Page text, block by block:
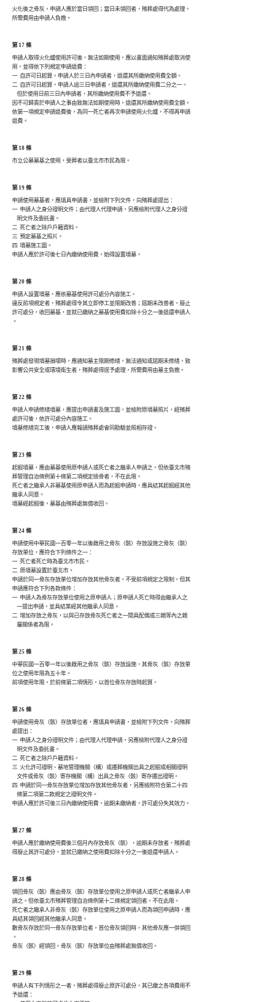
火化後之骨灰，申請人應於當日領回；當日未領回者，殯葬處得代為處理，
所需費用由申請人負擔。
第 17 條
申請人取得火化爐使用許可後，無法如期使用，應以書面通知殯葬處取消使
用，並得依下列規定申請退費：
一  自許可日起算，申請人於三日內申請者，退還其所繳納使用費全額。
二  自許可日起算，申請人逾三日申請者，退還其所繳納使用費二分之一。
    但於使用日前三日內申請者，其所繳納使用費不予退還。
因不可歸責於申請人之事由致無法如期使用時，退還其所繳納使用費全額。
依第一項規定申請退費後，為同一死亡者再次申請使用火化爐，不得再申請
退費。
第 18 條
市立公墓墓基之使用，受葬者以臺北市市民為限。
第 19 條
申請使用墓基者，應填具申請書，並檢附下列文件，向殯葬處提出：
一  申請人之身分證明文件；由代理人代理申請，另應檢附代理人之身分證
    明文件及委託書。
二  死亡者之除戶戶籍資料。
三  預定墓基之照片。
四  墳墓施工圖。
申請人應於許可後七日內繳納使用費，始得設置墳墓。
第 20 條
申請人設置墳墓，應依墓基使用許可處分內容施工。
違反前項規定者，殯葬處得令其立即停工並限期改善；屆期未改善者，廢止
許可處分，收回墓基，並就已繳納之墓基使用費扣除十分之一後退還申請人
。
第 21 條
殯葬處發現墳墓損壞時，應通知墓主限期修繕，無法通知或屆期未修繕，致
影響公共安全或環境衛生者，殯葬處得逕予處理，所需費用由墓主負擔。
第 22 條
申請人申請修繕墳墓，應提出申請書及施工圖，並檢附原墳墓照片，經殯葬
處許可後，依許可處分內容施工。
墳墓修繕完工後，申請人應報請殯葬處會同勘驗並照相存證。
第 23 條
起掘墳墓，應由墓基使用原申請人或死亡者之繼承人申請之。但依臺北市殯
葬管理自治條例第十條第二項規定撿骨者，不在此限。
死亡者之繼承人非墓基使用原申請人而為起掘申請時，應具結其起掘經其他
繼承人同意。
墳墓經起掘後，墓基由殯葬處無償收回。
第 24 條
申請使用中華民國一百零一年以後啟用之骨灰（骸）存放設施之骨灰（骸）
存放單位，應符合下列條件之一：
一  死亡者死亡時為臺北市市民。
二  原墳墓設置於臺北市。
申請於同一骨灰存放單位增加存放其他骨灰者，不受前項規定之限制，但其
申請應符合下列各款條件：
一  申請人為骨灰存放單位使用之原申請人；原申請人死亡時得由繼承人之
    一提出申請，並具結業經其他繼承人同意。
二  增加存放之骨灰，以與已存放骨灰死亡者之一間具配偶或三親等內之親
    屬關係者為限。
第 25 條
中華民國一百零一年以後啟用之骨灰（骸）存放設施，其骨灰（骸）存放單
位之使用年限為五十年。
前項使用年限，於前條第二項情形，以首位骨灰存放時起算。
第 26 條
申請使用骨灰（骸）存放單位者，應填具申請書，並檢附下列文件，向殯葬
處提出：
一  申請人之身分證明文件；由代理人代理申請，另應檢附代理人之身分證
    明文件及委託書。
二  死亡者之除戶戶籍資料。
三  火化許可證明、墓地管理機關（構）或遷葬機關出具之起掘或相關證明
    文件或骨灰（骸）寄存機關（構）出具之骨灰（骸）寄存遷出證明。
四  申請於同一骨灰存放單位增加存放其他骨灰者，另應檢附符合第二十四
    條第二項第二款規定之證明文件。
申請人應於許可後三日內繳納使用費，逾期未繳納者，許可處分失其效力。
第 27 條
申請人應於繳納使用費後三個月內存放骨灰（骸），逾期未存放者，殯葬處
得廢止其許可處分，並就已繳納之使用費扣除十分之一後退還申請人。
第 28 條
領回骨灰（骸）應由骨灰（骸）存放單位使用之原申請人或死亡者繼承人申
請之。但依臺北市殯葬管理自治條例第十二條規定領回者，不在此限。
死亡者之繼承人非骨灰（骸）存放單位使用之原申請人而為領回申請時，應
具結其領回經其他繼承人同意。
數骨灰存放於同一骨灰存放單位者，首位骨灰領回時，其他骨灰應一併領回
。
骨灰（骸）經領回，骨灰（骸）存放單位由殯葬處無償收回。
第 29 條
申請人有下列情形之一者，殯葬處得廢止原許可處分，其已繳之各項費用不
予退還：